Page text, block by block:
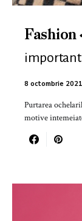
Fashion
important
8 octombrie 2021
Purtarea
motive